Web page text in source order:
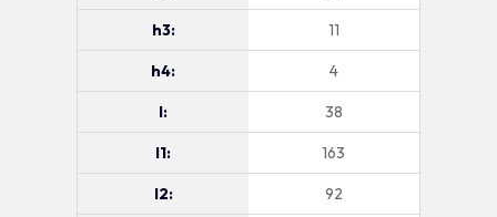
h3: 11
h4: 4
l: 38
l1: 163
l2: 92